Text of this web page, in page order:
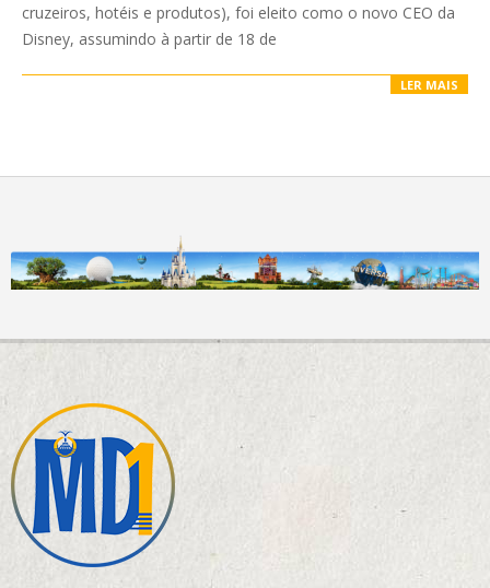
cruzeiros, hotéis e produtos), foi eleito como o novo CEO da
Disney, assumindo à partir de 18 de
LER MAIS